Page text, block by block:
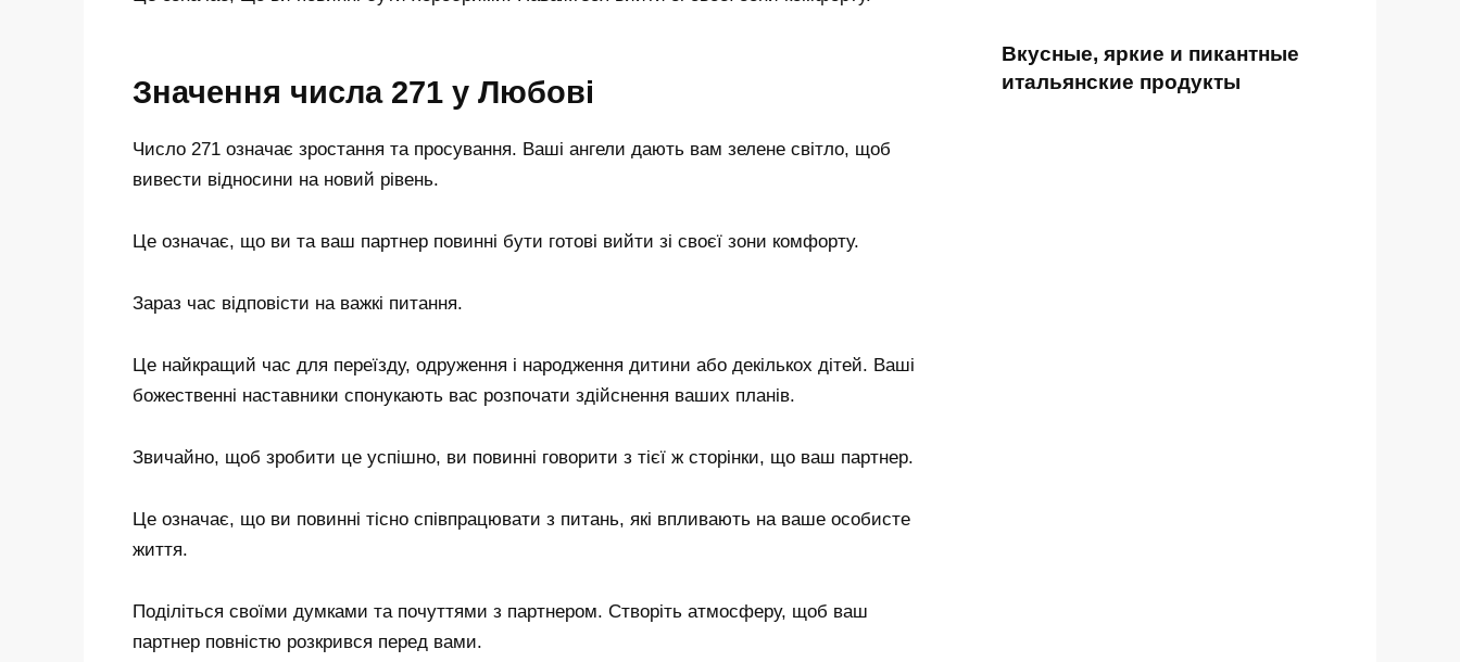
Значення числа 271 у Любові
Число 271 означає зростання та просування. Ваші ангели дають вам зелене світло, щоб
вивести відносини на новий рівень.
Це означає, що ви та ваш партнер повинні бути готові вийти зі своєї зони комфорту.
Зараз час відповісти на важкі питання.
Це найкращий час для переїзду, одруження і народження дитини або декількох дітей. Ваші
божественні наставники спонукають вас розпочати здійснення ваших планів.
Звичайно, щоб зробити це успішно, ви повинні говорити з тієї ж сторінки, що ваш партнер.
Це означає, що ви повинні тісно співпрацювати з питань, які впливають на ваше особисте
життя.
Поділіться своїми думками та почуттями з партнером. Створіть атмосферу, щоб ваш
партнер повністю розкрився перед вами.
Вкусные, яркие и пикантные
итальянские продукты